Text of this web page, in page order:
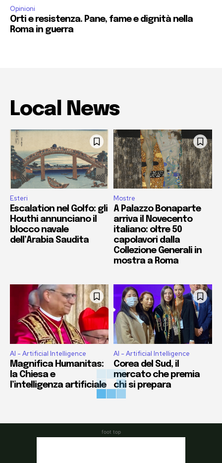
Opinioni
Orti e resistenza. Pane, fame e dignità nella
Roma in guerra
Local News
Esteri
Escalation nel Golfo: gli
Houthi annunciano il
blocco navale
dell’Arabia Saudita
Mostre
A Palazzo Bonaparte
arriva il Novecento
italiano: oltre 50
capolavori dalla
Collezione Generali in
mostra a Roma
AI - Artificial Intelligence
Magnifica Humanitas:
la Chiesa e
l’intelligenza artificiale
AI - Artificial Intelligence
Corea del Sud, il
mercato che premia
chi si prepara
foot top